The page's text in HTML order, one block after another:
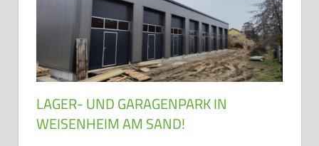
LAGER- UND GARAGENPARK IN
WEISENHEIM AM SAND!